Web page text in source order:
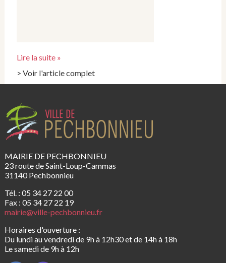
Lire la suite »
> Voir l'article complet
MAIRIE DE PECHBONNIEU
23 route de Saint-Loup-Cammas
31140 Pechbonnieu
Tél. : 05 34 27 22 00
Fax : 05 34 27 22 19
mairie@ville-pechbonnieu.fr
Horaires d'ouverture :
Du lundi au vendredi de 9h à 12h30 et de 14h à 18h
Le samedi de 9h à 12h